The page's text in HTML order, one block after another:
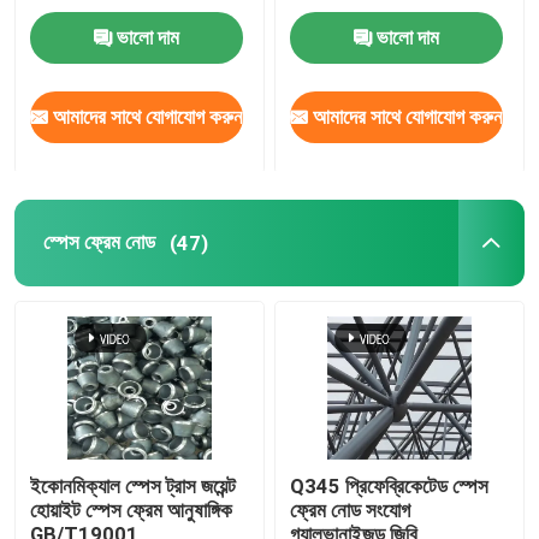
কারখানা ভ্রমণ
মান নিয়ন্ত্রণ
মামলা
ইস্পাত স্থান ফ্রেম
স্পেস ফ্রেম ট্রাস
ভালো দাম
আমাদের সাথে যোগাযোগ করুন
ভালো দাম
আমাদের সাথে যোগাযোগ করুন
স্পেস ফ্রেম নোড (47)
ইকোনমিক্যাল স্পেস ট্রাস জয়েন্ট
হোয়াইট স্পেস ফ্রেম আনুষাঙ্গিক
Q345 প্রিফেব্রিকেটেড স্পেস
ফ্রেম নোড সংযোগ